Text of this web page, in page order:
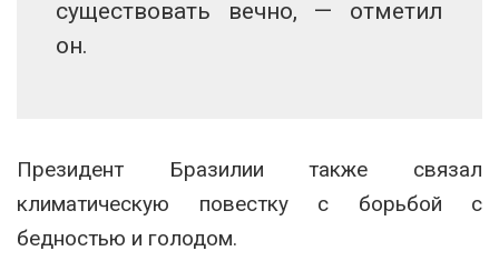
существовать вечно, — отметил
он.
Президент Бразилии также связал
климатическую повестку с борьбой с
бедностью и голодом.